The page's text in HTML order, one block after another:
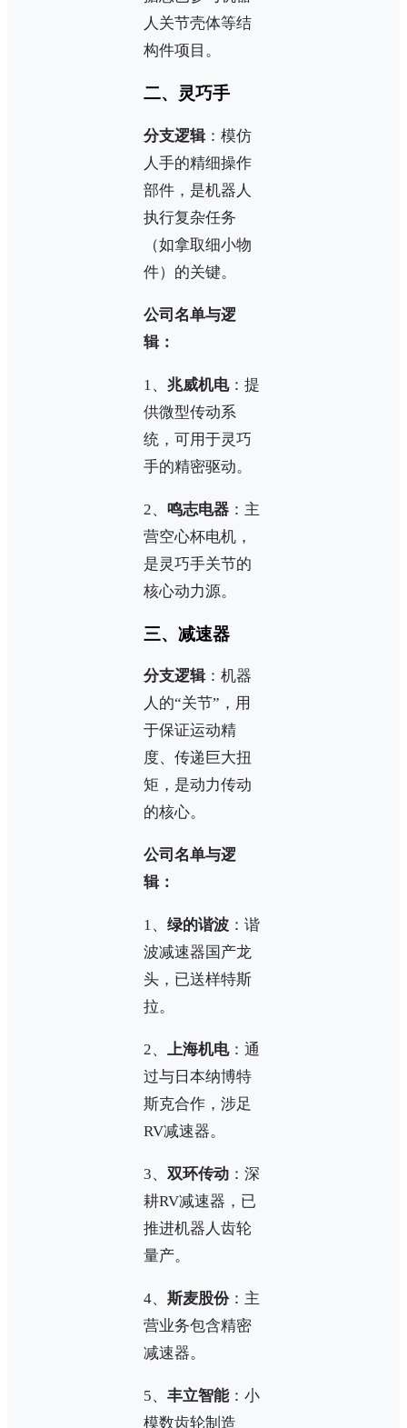
人关节壳体等结
构件项目。
二、灵巧手
分支逻辑：模仿
人手的精细操作
部件，是机器人
执行复杂任务
（如拿取细小物
件）的关键。
公司名单与逻
辑：
1、 兆威机电：提
供微型传动系
统，可用于灵巧
手的精密驱动。
2、 鸣志电器 ：主
营空心杯电机，
是灵巧手关节的
核心动力源。
三、减速器
分支逻辑：机器
人的“关节”，用
于保证运动精
度、传递巨大扭
矩，是动力传动
的核心。
公司名单与逻
辑：
1、 绿的谐波 ：谐
波减速器国产龙
头，已送样特斯
拉。
2、 上海机电：通
过与日本纳博特
斯克合作，涉足
RV减速器。
3、 双环传动 ：深
耕RV减速器，已
推进机器人齿轮
量产。
4、 斯麦股份：主
营业务包含精密
减速器。
5、 丰立智能：小
模数齿轮制造